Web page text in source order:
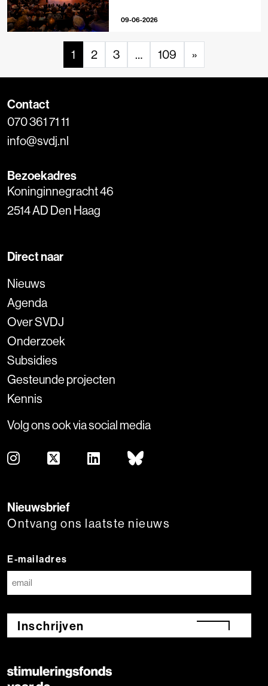
09-06-2026
1 2 3 … 109 »
Contact
070 361 71 11
info@svdj.nl
Bezoekadres
Koninginnegracht 46
2514 AD Den Haag
Direct naar
Nieuws
Agenda
Over SVDJ
Onderzoek
Subsidies
Gesteunde projecten
Kennis
Volg ons ook via social media
Nieuwsbrief
Ontvang ons laatste nieuws
E-mailadres
Inschrijven